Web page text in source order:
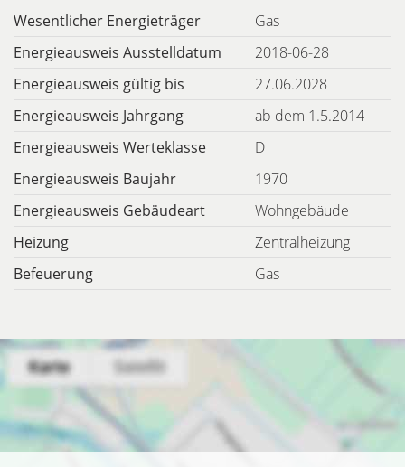
Wesentlicher Energieträger
Gas
Energieausweis Ausstelldatum
2018-06-28
Energieausweis gültig bis
27.06.2028
Energieausweis Jahrgang
ab dem 1.5.2014
Energieausweis Werteklasse
D
Energieausweis Baujahr
1970
Energieausweis Gebäudeart
Wohngebäude
Heizung
Zentralheizung
Befeuerung
Gas